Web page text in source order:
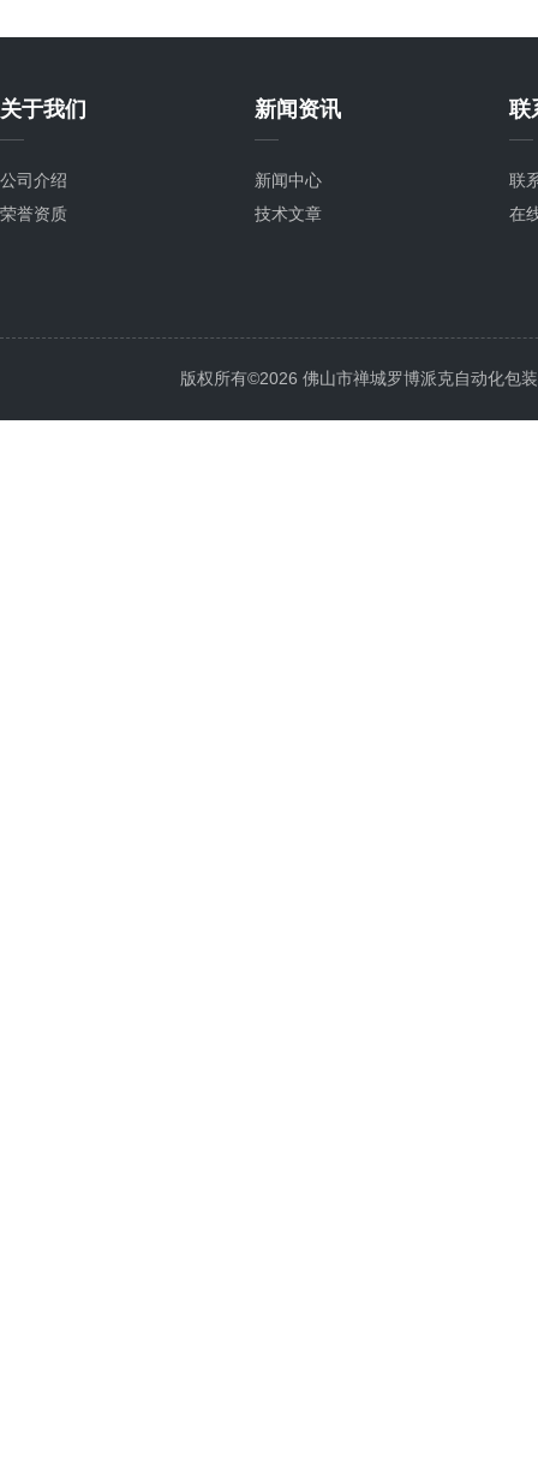
关于我们
公司介绍
荣誉资质
新闻资讯
新闻中心
技术文章
联
联
在
版权所有©2026 佛山市禅城罗博派克自动化